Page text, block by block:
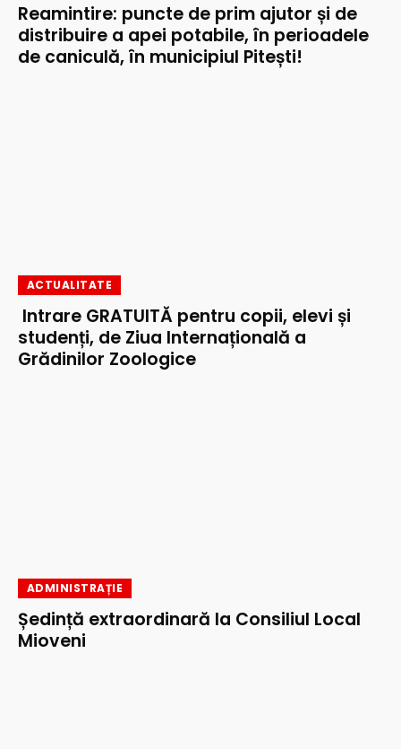
Reamintire: puncte de prim ajutor și de
distribuire a apei potabile, în perioadele
de caniculă, în municipiul Pitești!
ACTUALITATE
Intrare GRATUITĂ pentru copii, elevi și
studenți, de Ziua Internațională a
Grădinilor Zoologice
ADMINISTRAȚIE
Ședință extraordinară la Consiliul Local
Mioveni